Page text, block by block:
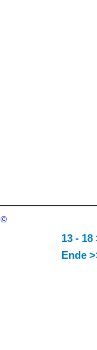
13 - 18
Ende